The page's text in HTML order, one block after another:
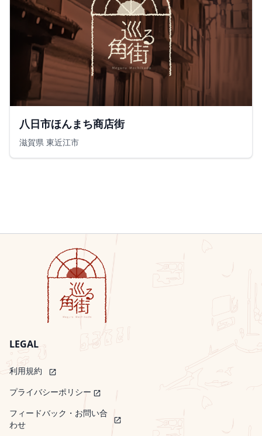
八日市ほんまち商店街
滋賀県 東近江市
LEGAL
利用規約 open_in_new
プライバシーポリシー open_in_new
フィードバック・お問い合
わせ
open_in_new